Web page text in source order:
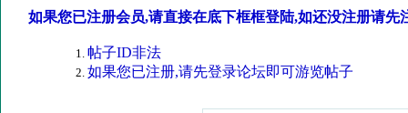
如果您已注册会员,请直接在底下框框登陆,如还没注册请先
帖子ID非法
如果您已注册,请先登录论坛即可游览帖子